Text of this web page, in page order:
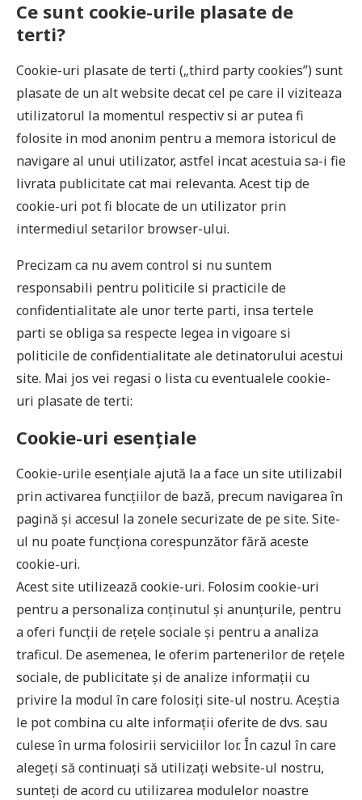
Ce sunt cookie-urile plasate de
terti?
Cookie-uri plasate de terti („third party cookies”) sunt
plasate de un alt website decat cel pe care il viziteaza
utilizatorul la momentul respectiv si ar putea fi
folosite in mod anonim pentru a memora istoricul de
navigare al unui utilizator, astfel incat acestuia sa-i fie
livrata publicitate cat mai relevanta. Acest tip de
cookie-uri pot fi blocate de un utilizator prin
intermediul setarilor browser-ului.
Precizam ca nu avem control si nu suntem
responsabili pentru politicile si practicile de
confidentialitate ale unor terte parti, insa tertele
parti se obliga sa respecte legea in vigoare si
politicile de confidentialitate ale detinatorului acestui
site. Mai jos vei regasi o lista cu eventualele cookie-
uri plasate de terti:
Cookie-uri esențiale
Cookie-urile esențiale ajută la a face un site utilizabil
prin activarea funcţiilor de bază, precum navigarea în
pagină şi accesul la zonele securizate de pe site. Site-
ul nu poate funcţiona corespunzător fără aceste
cookie-uri.
Acest site utilizează cookie-uri. Folosim cookie-uri
pentru a personaliza conținutul și anunțurile, pentru
a oferi funcții de rețele sociale și pentru a analiza
traficul. De asemenea, le oferim partenerilor de rețele
sociale, de publicitate și de analize informații cu
privire la modul în care folosiți site-ul nostru. Aceștia
le pot combina cu alte informații oferite de dvs. sau
culese în urma folosirii serviciilor lor. În cazul în care
alegeți să continuați să utilizați website-ul nostru,
sunteți de acord cu utilizarea modulelor noastre